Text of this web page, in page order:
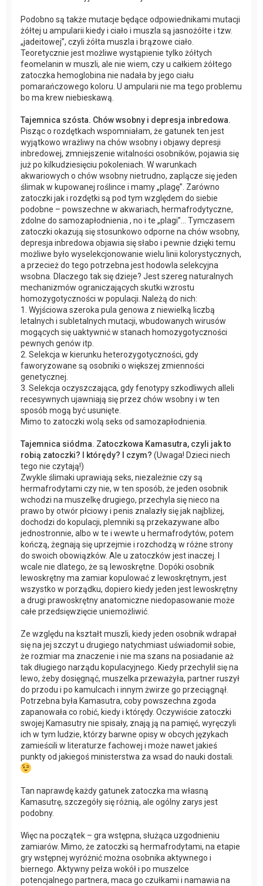
Podobno są także mutacje będące odpowiednikami mutacji
żółtej u ampularii kiedy i ciało i muszla są jasnożółte i tzw.
„jadeitowej”, czyli żółta muszla i brązowe ciało.
Teoretycznie jest możliwe wystąpienie tylko żółtych
feomelanin w muszli, ale nie wiem, czy u całkiem żółtego
zatoczka hemoglobina nie nadała by jego ciału
pomarańczowego koloru. U ampularii nie ma tego problemu
bo ma krew niebieskawą.
Tajemnica szósta. Chów wsobny i depresja inbredowa.
Pisząc o rozdętkach wspomniałam, że gatunek ten jest
wyjątkowo wrażliwy na chów wsobny i objawy depresji
inbredowej, zmniejszenie witalności osobników, pojawia się
już po kilkudziesięciu pokoleniach. W warunkach
akwariowych o chów wsobny nietrudno, zaplącze się jeden
ślimak w kupowanej roślince i mamy „plagę”. Zarówno
zatoczki jak i rozdętki są pod tym względem do siebie
podobne – powszechne w akwariach, hermafrodytyczne,
zdolne do samozapłodnienia , no i te „plagi”… Tymczasem
zatoczki okazują się stosunkowo odporne na chów wsobny,
depresja inbredowa objawia się słabo i pewnie dzięki temu
możliwe było wyselekcjonowanie wielu linii kolorystycznych,
a przecież do tego potrzebna jest hodowla selekcyjna
wsobna. Dlaczego tak się dzieje? Jest szereg naturalnych
mechanizmów ograniczających skutki wzrostu
homozygotyczności w populacji. Należą do nich:
1. Wyjściowa szeroka pula genowa z niewielką liczbą
letalnych i subletalnych mutacji, wbudowanych wirusów
mogących się uaktywnić w stanach homozygotyczności
pewnych genów itp.
2. Selekcja w kierunku heterozygotyczności, gdy
faworyzowane są osobniki o większej zmienności
genetycznej.
3. Selekcja oczyszczająca, gdy fenotypy szkodliwych alleli
recesywnych ujawniają się przez chów wsobny i w ten
sposób mogą być usunięte.
Mimo to zatoczki wolą seks od samozapłodnienia.
Tajemnica siódma. Zatoczkowa Kamasutra, czyli jak to
robią zatoczki? I którędy? I czym? (Uwaga! Dzieci niech
tego nie czytają!)
Zwykle ślimaki uprawiają seks, niezależnie czy są
hermafrodytami czy nie, w ten sposób, że jeden osobnik
wchodzi na muszelkę drugiego, przechyla się nieco na
prawo by otwór płciowy i penis znalazły się jak najbliżej,
dochodzi do kopulacji, plemniki są przekazywane albo
jednostronnie, albo w te i wewte u hermafrodytów, potem
kończą, żegnają się uprzejmie i rozchodzą w różne strony
do swoich obowiązków. Ale u zatoczków jest inaczej. I
wcale nie dlatego, że są lewoskrętne. Dopóki osobnik
lewoskrętny ma zamiar kopulować z lewoskrętnym, jest
wszystko w porządku, dopiero kiedy jeden jest lewoskrętny
a drugi prawoskrętny anatomiczne niedopasowanie może
całe przedsięwzięcie uniemożliwić.
Ze względu na kształt muszli, kiedy jeden osobnik wdrapał
się na jej szczyt u drugiego natychmiast uświadomił sobie,
że rozmiar ma znaczenie i nie ma szans na posiadanie aż
tak długiego narządu kopulacyjnego. Kiedy przechylił się na
lewo, żeby dosięgnąć, muszelka przeważyła, partner ruszył
do przodu i po kamulcach i innym żwirze go przeciągnął.
Potrzebna była Kamasutra, coby powszechna zgoda
zapanowała co robić, kiedy i którędy. Oczywiście zatoczki
swojej Kamasutry nie spisały, znają ją na pamięć, wyręczyli
ich w tym ludzie, którzy barwne opisy w obcych językach
zamieścili w literaturze fachowej i może nawet jakieś
punkty od jakiegoś ministerstwa za wsad do nauki dostali.
Tan naprawdę każdy gatunek zatoczka ma własną
Kamasutrę, szczegóły się różnią, ale ogólny zarys jest
podobny.
Więc na początek – gra wstępna, służąca uzgodnieniu
zamiarów. Mimo, że zatoczki są hermafrodytami, na etapie
gry wstępnej wyróżnić można osobnika aktywnego i
biernego. Aktywny pełza wokół i po muszelce
potencjalnego partnera, maca go czułkami i namawia na